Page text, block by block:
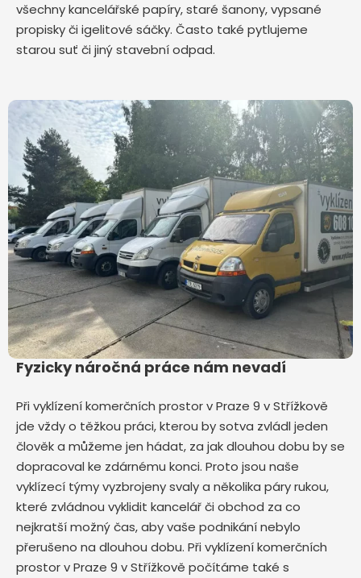
všechny kancelářské papíry, staré šanony, vypsané
propisky či igelitové sáčky. Často také pytlujeme
starou suť či jiný stavební odpad.
Fyzicky náročná práce nám nevadí
Při vyklízení komerčních prostor v Praze 9 v Střížkově
jde vždy o těžkou práci, kterou by sotva zvládl jeden
člověk a můžeme jen hádat, za jak dlouhou dobu by se
dopracoval ke zdárnému konci. Proto jsou naše
vyklízecí týmy vyzbrojeny svaly a několika páry rukou,
které zvládnou vyklidit kancelář či obchod za co
nejkratší možný čas, aby vaše podnikání nebylo
přerušeno na dlouhou dobu. Při vyklízení komerčních
prostor v Praze 9 v Střížkově počítáme také s